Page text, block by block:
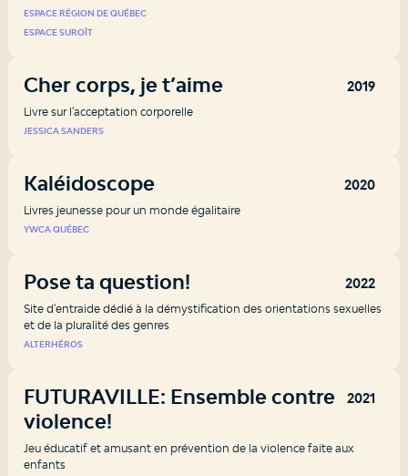
ESPACE RÉGION DE QUÉBEC
ESPACE SUROÎT
2019
Cher corps, je t’aime
Livre sur l'acceptation corporelle
JESSICA SANDERS
2020
Kaléidoscope
Livres jeunesse pour un monde égalitaire
YWCA QUÉBEC
2022
Pose ta question!
Site d'entraide dédié à la démystification des orientations sexuelles
et de la pluralité des genres
ALTERHÉROS
2021
FUTURAVILLE: Ensemble contre la
violence!
Jeu éducatif et amusant en prévention de la violence faite aux
enfants